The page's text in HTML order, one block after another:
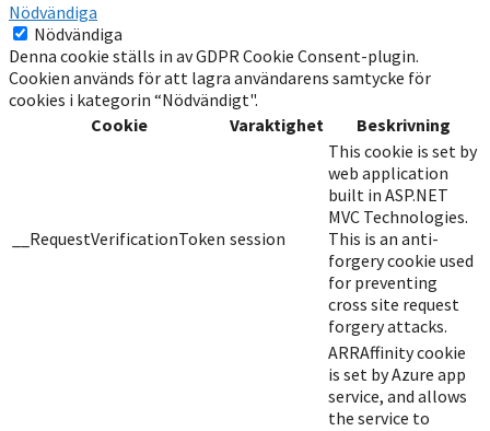
Nödvändiga
Nödvändiga
Denna cookie ställs in av GDPR Cookie Consent-plugin.
Cookien används för att lagra användarens samtycke för
cookies i kategorin “Nödvändigt".
Cookie
Varaktighet Beskrivning
__RequestVerificationToken session
This cookie is set by
web application
built in ASP.NET
MVC Technologies.
This is an anti-
forgery cookie used
for preventing
cross site request
forgery attacks.
ARRAffinity cookie
is set by Azure app
service, and allows
the service to